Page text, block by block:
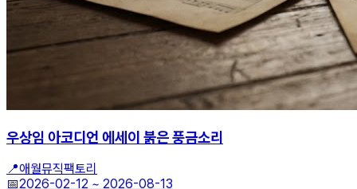
우상임 아코디언 에세이 붉은 풍금소리
📍애월뮤직팩토리
📅2026-02-12 ~ 2026-08-13